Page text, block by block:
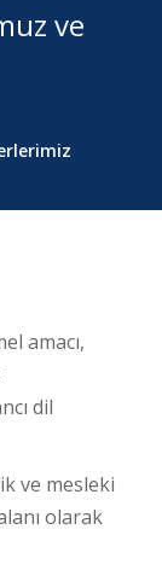
ve
amacı,
dil
ve mesleki
olarak